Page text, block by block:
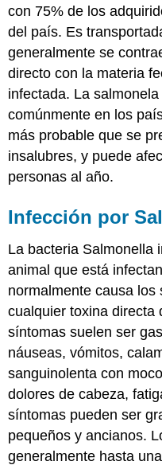
con 75% de los
del país. Es
generalmente se
directo con la materia
infectada. La
comúnmente en los
más probable que se
insalubres, y puede
personas al año.
Infección por
La bacteria Salmonella
animal que está
normalmente causa
cualquier toxina directa
síntomas suelen ser
náuseas, vómitos,
sanguinolenta con
dolores de cabeza,
síntomas pueden ser
pequeños y ancianos.
generalmente hasta